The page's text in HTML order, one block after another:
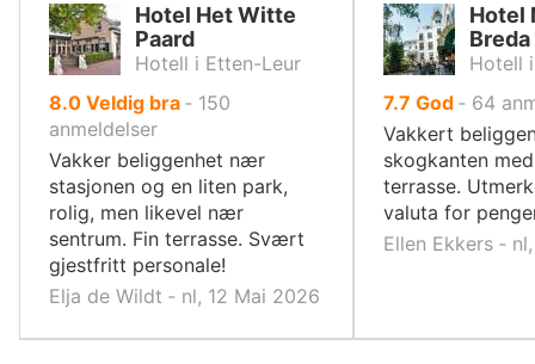
Hotel Het Witte
Paard
Hotell i Etten-Leur
8.0av
10,
Veldig bra ‐ 150
anmeldelser
Vakker beliggenhet nær
stasjonen og en liten park,
rolig, men likevel nær
sentrum. Fin terrasse. Svært
gjestfritt personale!
Elja de Wildt ‐ nl, 12 Mai 2026
Hotel
Breda
Hotell
7.7 av
10,
God ‐ 64
Vakkert
skogkanten
terrasse.
valuta for
Ellen Ekkers ‐